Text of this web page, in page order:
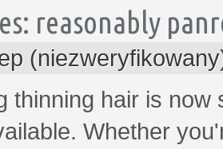
reasonably
thinning hair is
Whether